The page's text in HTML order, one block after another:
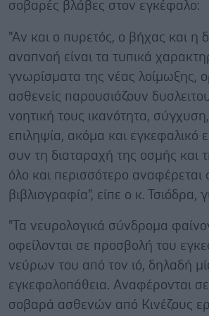
σοβαρές βλάβες στον εγκέφαλο:
"Αν και ο πυρετός, ο βήχας και η
αναπνοή είναι τα τυπικά
γνωρίσματα της νέας λοίμωξης,
ασθενείς παρουσιάζουν
νοητική τους ικανότητα,
επιληψία, ακόμα και εγκεφαλικό
συν τη διαταραχή της οσμής και
όλο και περισσότερο αναφέρεται
βιβλιογραφία", είπε ο κ. Τσιόδρα,
"Τα νευρολογικά σύνδρομα
οφείλονται σε προσβολή του
νεύρων του από τον ιό, δηλαδή
εγκεφαλοπάθεια. Αναφέρονται
σοβαρά ασθενών από Κινέζους